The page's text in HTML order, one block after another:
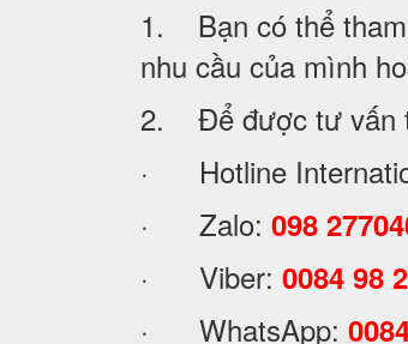
1. Bạn có thể tham
nhu cầu của mình
2. Để được tư vấn
· Hotline
· Zalo: 098
· Viber: 0084 98
· WhatsApp: